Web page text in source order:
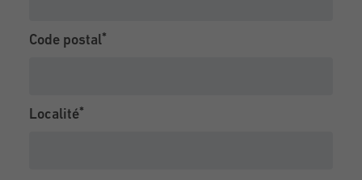
Code postal
Localité